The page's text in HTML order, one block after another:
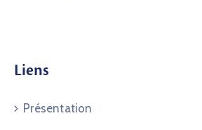
Liens
Présentation